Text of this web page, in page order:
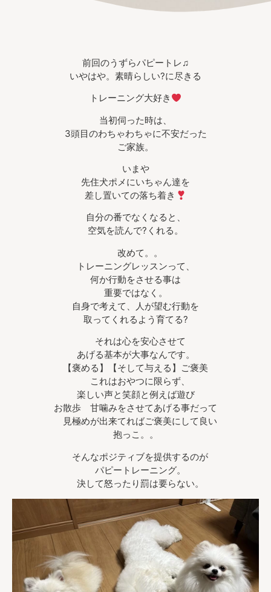
前回のうずらパピートレ♫
いやはや。素晴らしい?に尽きる
トレーニング大好き
当初伺った時は、
3頭目のわちゃわちゃに不安だった
ご家族。
いまや
先住犬ポメにいちゃん達を
差し置いての落ち着き
自分の番でなくなると、
空気を読んで?くれる。
改めて。。
トレーニングレッスンって、
何か行動をさせる事は
重要ではなく。
自身で考えて、人が望む行動を
取ってくれるよう育てる?
それは心を安心させて
あげる基本が大事なんです。
【褒める】【そして与える】ご褒美
これはおやつに限らず、
楽しい声と笑顔と例えば遊び
お散歩 甘噛みをさせてあげる事だって
見極めが出来てればご褒美にして良い
抱っこ。。
そんなポジティブを提供するのが
パピートレーニング。
決して怒ったり罰は要らない。